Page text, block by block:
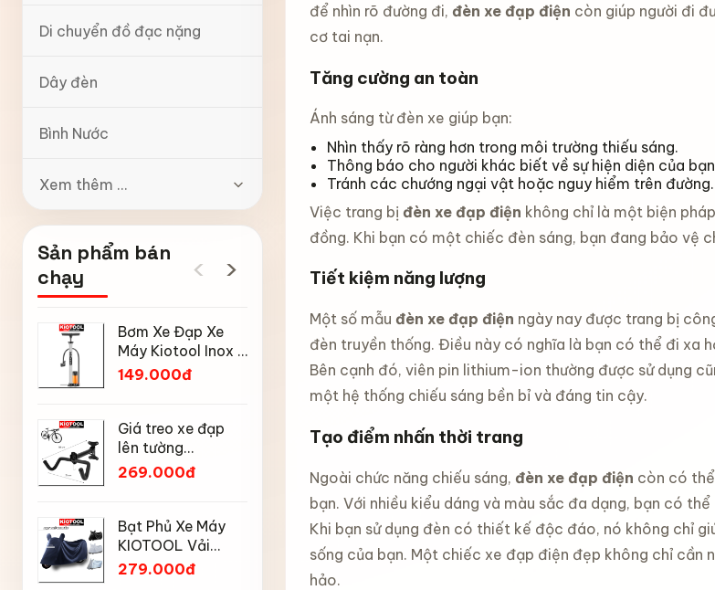
Di chuyển đồ đạc nặng
Dây đèn
Bình Nước
Xem thêm ...
Sản phẩm bán
chạy
‹ ›
Bơm Xe Đạp Xe
Máy Kiotool Inox –
Đầu Bơm Thông
160 PSI
149.000đ
Giá treo xe đạp
lên tường
KIOTOOL gập gọn
hiểm
269.000đ
Bạt Phủ Xe Máy
KIOTOOL Vải
Oxford Cao Cấp –
279.000đ
động Kiotool 12
nan kép, ô dù che
mưa nắng mini
chống tia UV tự
động đóng mở nhỏ
gọn
169.000đ
Mũ bảo hiểm xe
đạp thể thao
thoáng khí an
toàn khi đạp xe
Tay nắm xe đạp
có tỳ chống mỏi
Kiotool dành cho
85.000đ
để nhìn rõ đường đi, đèn xe đạp điện còn giúp người đi
cơ tai nạn.
Tăng cường an toàn
Ánh sáng từ đèn xe giúp bạn:
Nhìn thấy rõ ràng hơn trong môi trường thiếu sáng.
Thông báo cho người khác biết về sự hiện diện của
Tránh các chướng ngại vật hoặc nguy hiểm trên đường.
Việc trang bị đèn xe đạp điện không chỉ là một biện
đồng. Khi bạn có một chiếc đèn sáng, bạn đang bảo vệ
Tiết kiệm năng lượng
Một số mẫu đèn xe đạp điện ngày nay được trang bị
đèn truyền thống. Điều này có nghĩa là bạn có thể đi xa
Bên cạnh đó, viên pin lithium-ion thường được sử dụng
một hệ thống chiếu sáng bền bỉ và đáng tin cậy.
Tạo điểm nhấn thời trang
Ngoài chức năng chiếu sáng, đèn xe đạp điện còn có
bạn. Với nhiều kiểu dáng và màu sắc đa dạng, bạn có
Khi bạn sử dụng đèn có thiết kế độc đáo, nó không chỉ
sống của bạn. Một chiếc xe đạp điện đẹp không chỉ cần
hảo.